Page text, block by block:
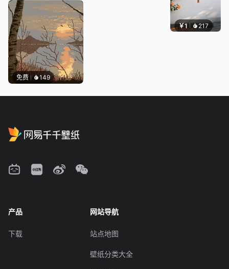
免费 149
￥1 217 渔小小
产品
下载
网站导航
站点地图
壁纸分类大全